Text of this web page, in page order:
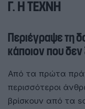
Γ. Η ΤΕΧΝΗ
Περιέγραψε τη
κάποιον που δεν
Από τα πρώτα
περισσότεροι
βρίσκουν από τα